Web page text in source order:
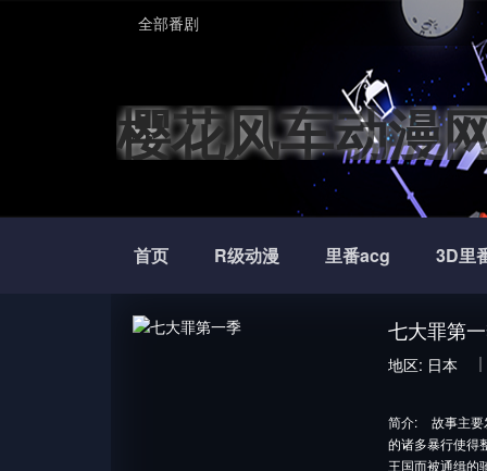
全部番剧
樱花风车动漫
首页 R级动漫 里番acg 3D里
七大罪第
地区: 日本
简介:
故事主
的诸多暴行使得
王国而被通缉的